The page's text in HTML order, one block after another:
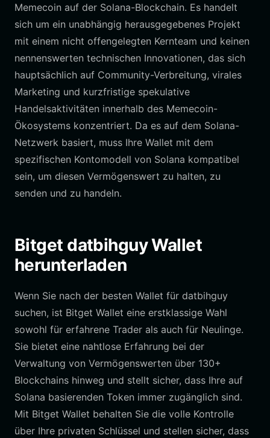
Memecoin auf der Solana-Blockchain. Es handelt
sich um ein unabhängig herausgegebenes Projekt
mit einem nicht offengelegten Kernteam und keinen
nennenswerten technischen Innovationen, das sich
hauptsächlich auf Community-Verbreitung, virales
Marketing und kurzfristige spekulative
Handelsaktivitäten innerhalb des Memecoin-
Ökosystems konzentriert. Da es auf dem Solana-
Netzwerk basiert, muss Ihre Wallet mit dem
spezifischen Kontomodell von Solana kompatibel
sein, um diesen Vermögenswert zu halten, zu
senden und zu handeln.
Bitget datbihguy Wallet
herunterladen
Wenn Sie nach der besten Wallet für datbihguy
suchen, ist Bitget Wallet eine erstklassige Wahl
sowohl für erfahrene Trader als auch für Neulinge.
Sie bietet eine nahtlose Erfahrung bei der
Verwaltung von Vermögenswerten über 130+
Blockchains hinweg und stellt sicher, dass Ihre auf
Solana basierenden Token immer zugänglich sind.
Mit Bitget Wallet behalten Sie die volle Kontrolle
über Ihre privaten Schlüssel und stellen sicher, dass